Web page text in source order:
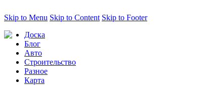
Skip to Menu Skip to Content Skip to Footer
Доска
Блог
Авто
Строительство
Разное
Карта